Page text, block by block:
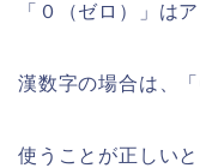
「０（ゼロ）」は
漢数字の場合は、
使うことが正しいと